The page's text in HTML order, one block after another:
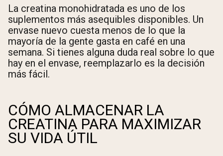
La creatina monohidratada es uno de los
suplementos más asequibles disponibles. Un
envase nuevo cuesta menos de lo que la
mayoría de la gente gasta en café en una
semana. Si tienes alguna duda real sobre lo que
hay en el envase, reemplazarlo es la decisión
más fácil.
CÓMO ALMACENAR LA
CREATINA PARA MAXIMIZAR
SU VIDA ÚTIL